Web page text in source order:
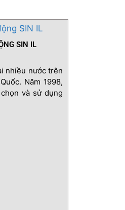
SIN IL
nhiều nước trên
Năm 1998,
và sử dụng